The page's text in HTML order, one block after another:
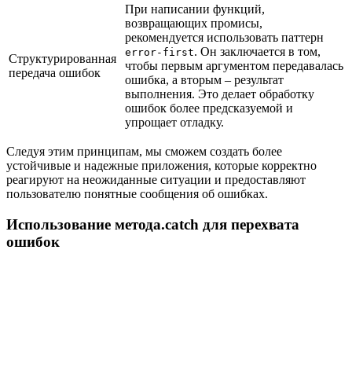
Структурированная
передача ошибок
При написании функций,
возвращающих промисы,
рекомендуется использовать паттерн
error-first. Он заключается в том,
чтобы первым аргументом передавалась
ошибка, а вторым – результат
выполнения. Это делает обработку
ошибок более предсказуемой и
упрощает отладку.
Следуя этим принципам, мы сможем создать более
устойчивые и надежные приложения, которые корректно
реагируют на неожиданные ситуации и предоставляют
пользователю понятные сообщения об ошибках.
Использование метода.catch для перехвата
ошибок